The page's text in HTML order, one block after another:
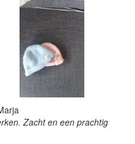
Zacht en een prachtig